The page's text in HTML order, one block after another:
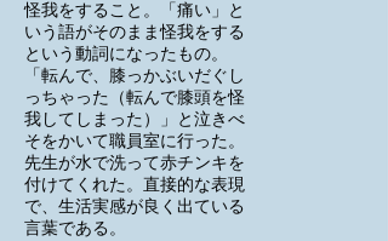
怪我をすること。「痛い」と
いう語がそのまま怪我をする
という動詞になったもの。
「転んで、膝っかぶいだぐし
っちゃった（転んで膝頭を怪
我してしまった）」と泣きべ
そをかいて職員室に行った。
先生が水で洗って赤チンキを
付けてくれた。直接的な表現
で、生活実感が良く出ている
言葉である。